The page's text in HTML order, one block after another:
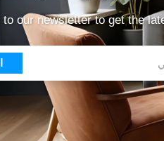
to our newsletter to get the